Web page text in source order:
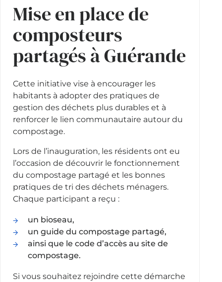
Mise en place de
composteurs
partagés à Guérande
Cette initiative vise à encourager les
habitants à adopter des pratiques de
gestion des déchets plus durables et à
renforcer le lien communautaire autour du
compostage.
Lors de l’inauguration, les résidents ont eu
l’occasion de découvrir le fonctionnement
du compostage partagé et les bonnes
pratiques de tri des déchets ménagers.
Chaque participant a reçu :
un bioseau,
un guide du compostage partagé,
ainsi que le code d’accès au site de
compostage.
Si vous souhaitez rejoindre cette démarche